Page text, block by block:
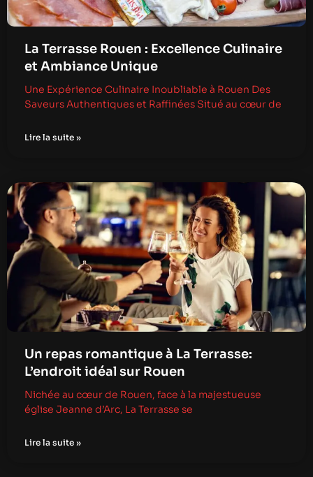
La Terrasse Rouen : Excellence Culinaire
et Ambiance Unique
Une Expérience Culinaire Inoubliable à Rouen Des
Saveurs Authentiques et Raffinées Situé au cœur de
Lire la suite »
Un repas romantique à La Terrasse:
L’endroit idéal sur Rouen
Nichée au cœur de Rouen, face à la majestueuse
église Jeanne d’Arc, La Terrasse se
Lire la suite »